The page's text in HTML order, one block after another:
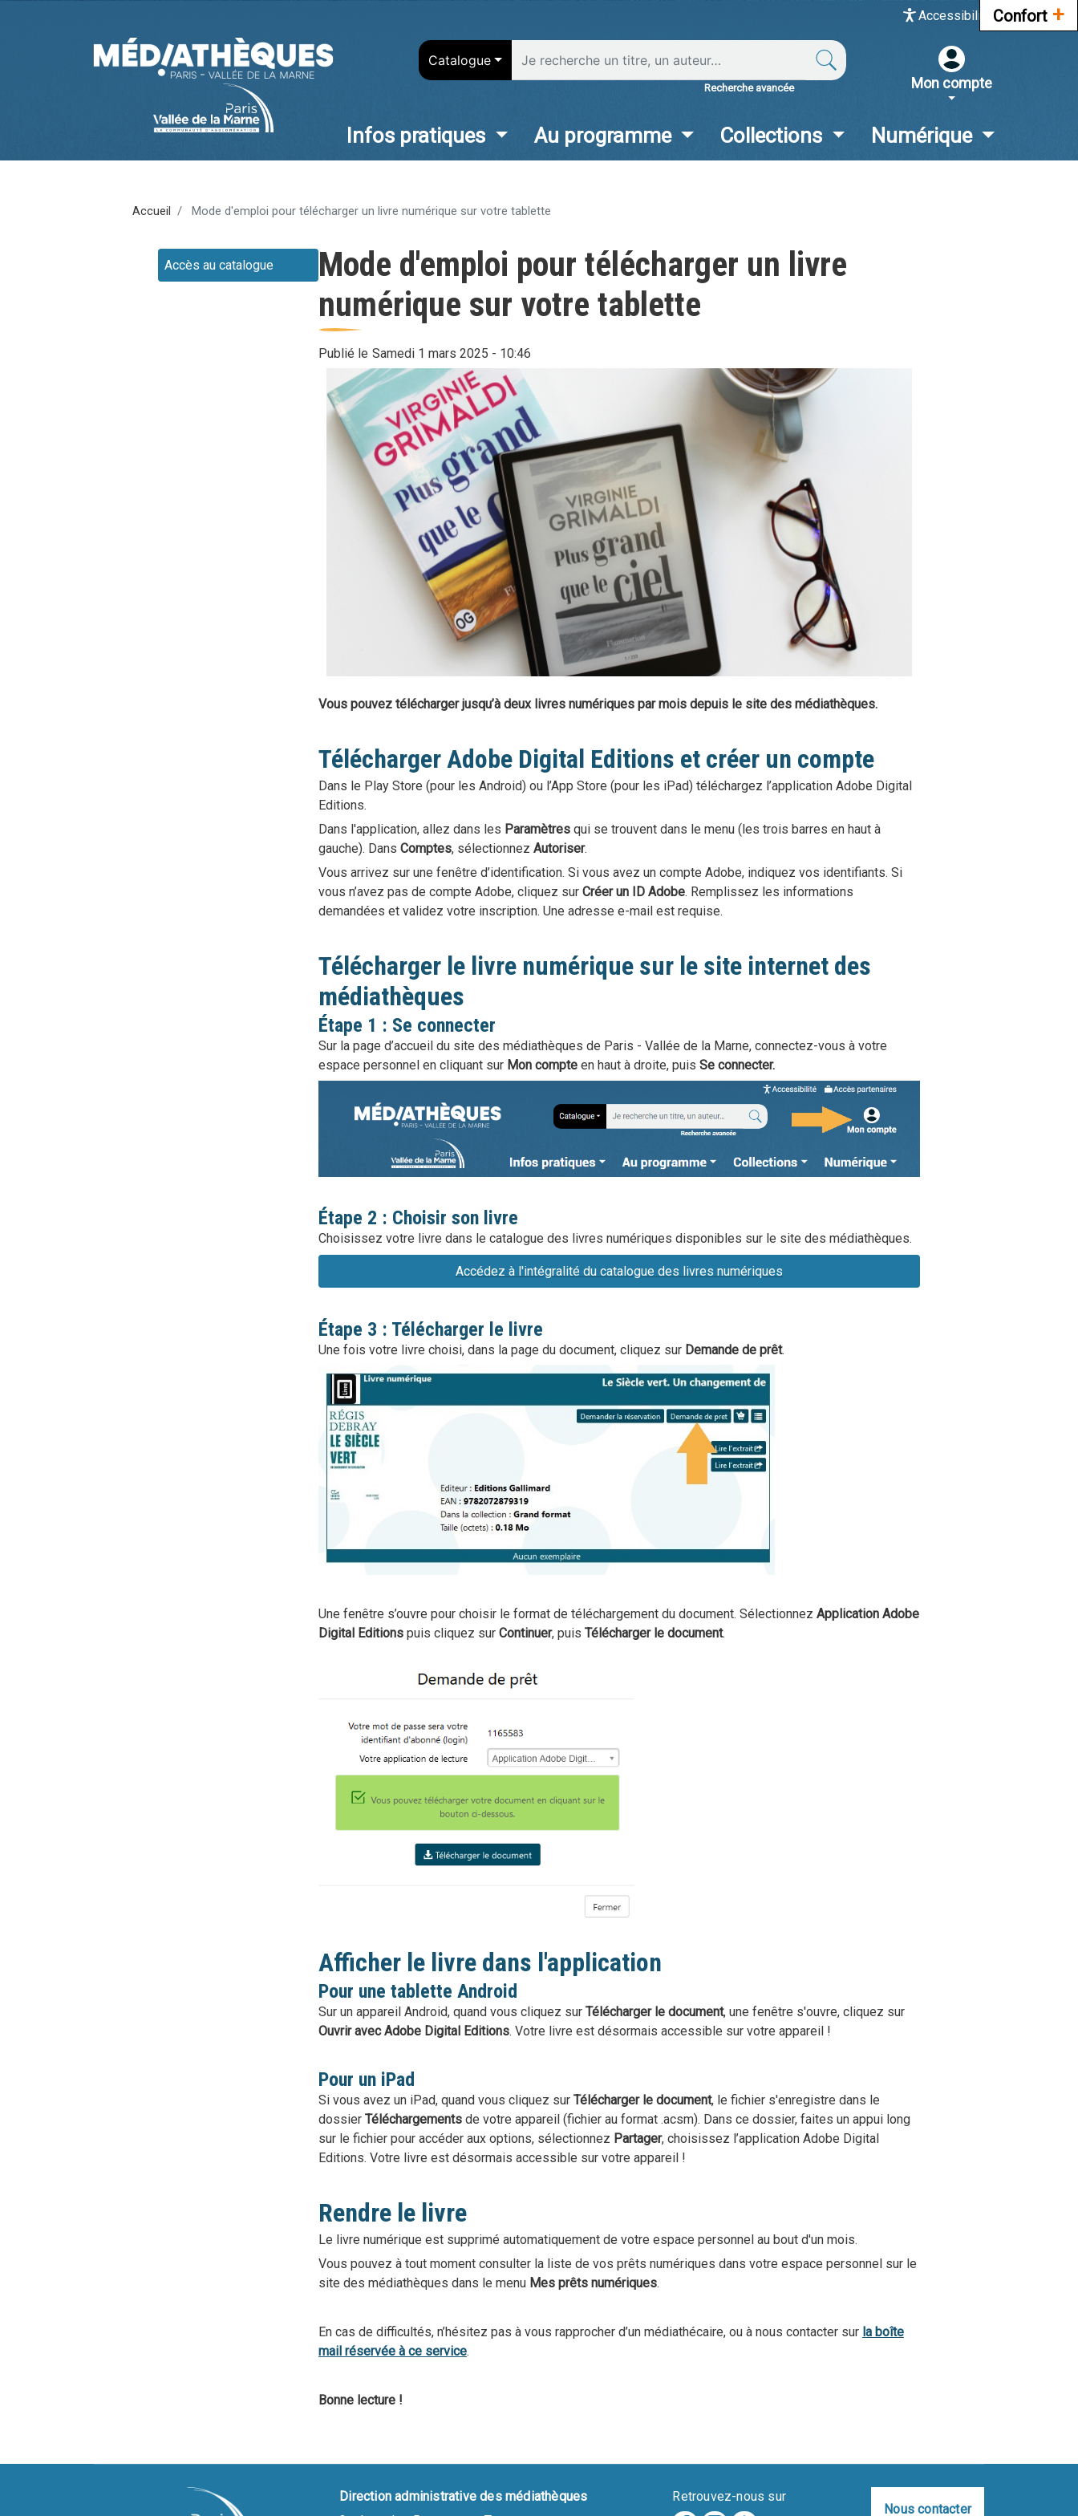
Confort +
Accesibilité
Accessibilité
pro
Accessibilité
Catalogue
Recherche avancée
compte
responsive
Mon
compte
responsive
Mon compte
Main
navigation
Infos pratiques Au programme Collections Numérique
Accueil Mode d'emploi pour télécharger un livre numérique sur votre tablette
Accès au catalogue
Mode d'emploi pour télécharger un livre
numérique sur votre tablette
Publié le Samedi 1 mars 2025 - 10:46
Vous pouvez télécharger jusqu’à deux livres numériques par mois depuis le site des médiathèques.
Télécharger Adobe Digital Editions et créer un compte
Dans le Play Store (pour les Android) ou l’App Store (pour les iPad) téléchargez l’application Adobe Digital
Editions.
Dans l'application, allez dans les Paramètres qui se trouvent dans le menu (les trois barres en haut à
gauche). Dans Comptes, sélectionnez Autoriser.
Vous arrivez sur une fenêtre d’identification. Si vous avez un compte Adobe, indiquez vos identifiants. Si
vous n’avez pas de compte Adobe, cliquez sur Créer un ID Adobe. Remplissez les informations
demandées et validez votre inscription. Une adresse e-mail est requise.
Télécharger le livre numérique sur le site internet des
médiathèques
Étape 1 : Se connecter
Sur la page d’accueil du site des médiathèques de Paris - Vallée de la Marne, connectez-vous à votre
espace personnel en cliquant sur Mon compte en haut à droite, puis Se connecter.
Étape 2 : Choisir son livre
Choisissez votre livre dans le catalogue des livres numériques disponibles sur le site des médiathèques.
Accédez à l'intégralité du catalogue des livres numériques
Étape 3 : Télécharger le livre
Une fois votre livre choisi, dans la page du document, cliquez sur Demande de prêt.
Une fenêtre s’ouvre pour choisir le format de téléchargement du document. Sélectionnez Application Adobe
Digital Editions puis cliquez sur Continuer, puis Télécharger le document.
Afficher le livre dans l'application
Pour une tablette Android
Sur un appareil Android, quand vous cliquez sur Télécharger le document, une fenêtre s'ouvre, cliquez sur
Ouvrir avec Adobe Digital Editions. Votre livre est désormais accessible sur votre appareil !
Pour un iPad
Si vous avez un iPad, quand vous cliquez sur Télécharger le document, le fichier s'enregistre dans le
dossier Téléchargements de votre appareil (fichier au format .acsm). Dans ce dossier, faites un appui long
sur le fichier pour accéder aux options, sélectionnez Partager, choisissez l’application Adobe Digital
Editions. Votre livre est désormais accessible sur votre appareil !
Rendre le livre
Le livre numérique est supprimé automatiquement de votre espace personnel au bout d'un mois.
Vous pouvez à tout moment consulter la liste de vos prêts numériques dans votre espace personnel sur le
site des médiathèques dans le menu Mes prêts numériques.
En cas de difficultés, n’hésitez pas à vous rapprocher d’un médiathécaire, ou à nous contacter sur la boîte
mail réservée à ce service.
Bonne lecture !
Direction administrative des médiathèques
Retrouvez-nous sur
Nous contacter